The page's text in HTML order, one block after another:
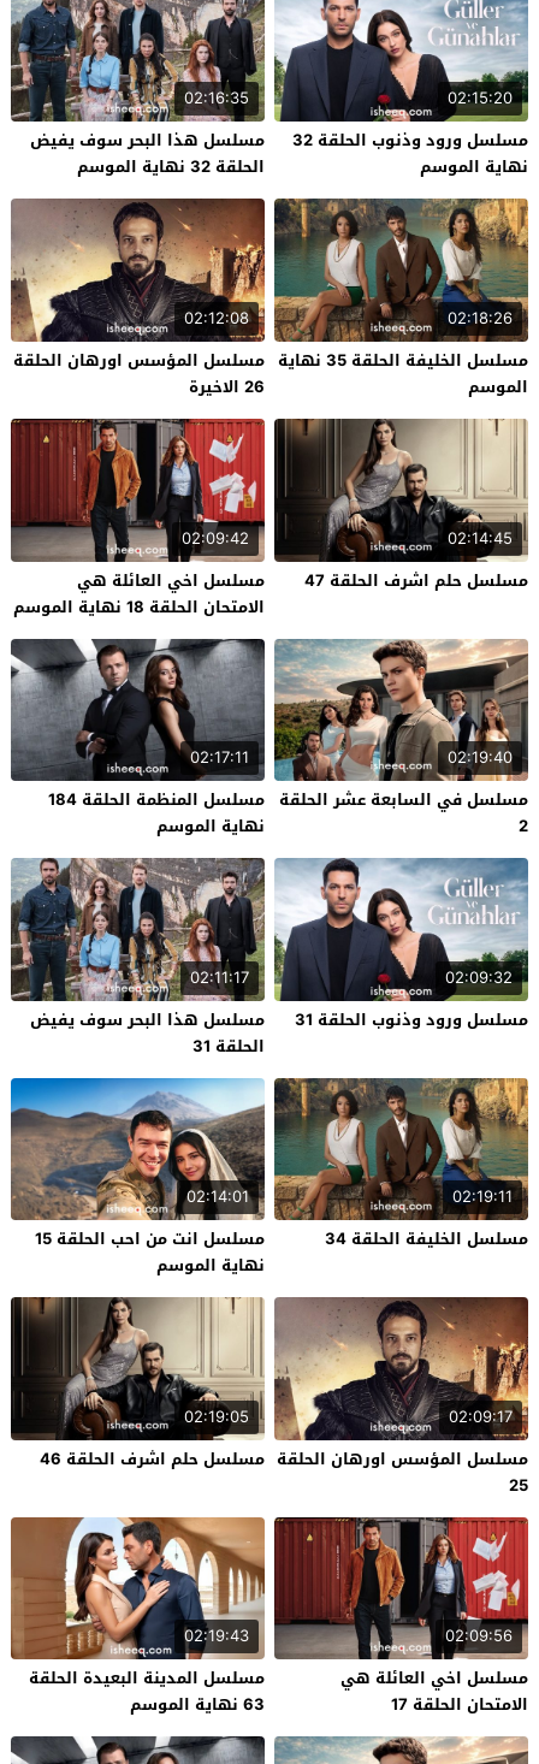
02:15:20
مسلسل ورود وذنوب الحلقة 32
نهاية الموسم
02:16:35
مسلسل هذا البحر سوف يفيض
الحلقة 32 نهاية الموسم
02:18:26
مسلسل الخليفة الحلقة 35 نهاية
الموسم
02:12:08
مسلسل المؤسس اورهان الحلقة
26 الاخيرة
02:14:45
مسلسل حلم اشرف الحلقة 47
02:09:42
مسلسل اخي العائلة هي
الامتحان الحلقة 18 نهاية الموسم
02:19:40
مسلسل في السابعة عشر الحلقة
2
02:17:11
مسلسل المنظمة الحلقة 184
نهاية الموسم
02:09:32
مسلسل ورود وذنوب الحلقة 31
02:11:17
مسلسل هذا البحر سوف يفيض
الحلقة 31
02:19:11
مسلسل الخليفة الحلقة 34
02:14:01
مسلسل انت من احب الحلقة 15
نهاية الموسم
02:09:17
مسلسل المؤسس اورهان الحلقة
25
02:19:05
مسلسل حلم اشرف الحلقة 46
02:09:56
مسلسل اخي العائلة هي
الامتحان الحلقة 17
02:19:43
مسلسل المدينة البعيدة الحلقة
63 نهاية الموسم